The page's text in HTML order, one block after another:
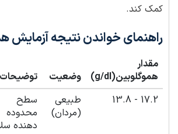
کمک کند.
راهنمای خواندن نتیجه آزمایش
مقدار
هموگلوبین(g/dl)
وضعیت
توضیحات
17.2 - 13.8
طبیعی
(مردان)
سطح
دهنده